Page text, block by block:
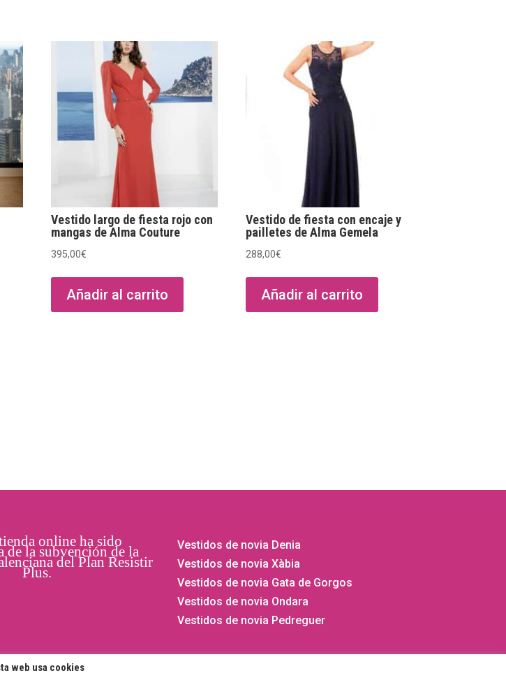
Vestido largo de fiesta rojo con
mangas de Alma Couture
395,00€
Añadir al carrito
Vestido de fiesta con encaje y
pailletes de Alma Gemela
288,00€
Añadir al carrito
online ha sido
de la subvención de la
del Plan Resistir
Plus.
Vestidos de novia Denia
Vestidos de novia Xàbia
Vestidos de novia Gata de Gorgos
Vestidos de novia Ondara
Vestidos de novia Pedreguer
web usa cookies